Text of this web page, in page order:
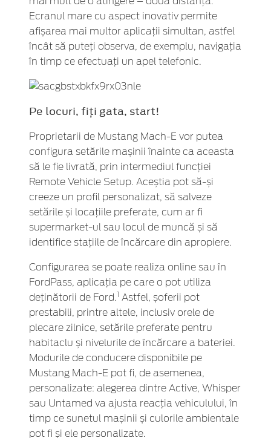
Ecranul mare cu aspect inovativ permite
afișarea mai multor aplicații simultan, astfel
încât să puteți observa, de exemplu, navigația
în timp ce efectuați un apel telefonic.
Pe locuri, fiți gata, start!
Proprietarii de Mustang Mach-E vor putea
configura setările mașinii înainte ca aceasta
să le fie livrată, prin intermediul funcției
Remote Vehicle Setup. Aceștia pot să-și
creeze un profil personalizat, să salveze
setările și locațiile preferate, cum ar fi
supermarket-ul sau locul de muncă și să
identifice stațiile de încărcare din apropiere.
Configurarea se poate realiza online sau în
FordPass, aplicația pe care o pot utiliza
deținătorii de Ford.1 Astfel, șoferii pot
prestabili, printre altele, inclusiv orele de
plecare zilnice, setările preferate pentru
habitaclu și nivelurile de încărcare a bateriei.
Modurile de conducere disponibile pe
Mustang Mach-E pot fi, de asemenea,
personalizate: alegerea dintre Active, Whisper
sau Untamed va ajusta reacția vehiculului, în
timp ce sunetul mașinii și culorile ambientale
pot fi și ele personalizate.